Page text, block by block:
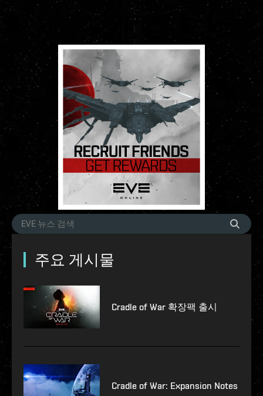
주요 게시물
Cradle of War 확장팩 출시
Cradle of War: Expansion Notes